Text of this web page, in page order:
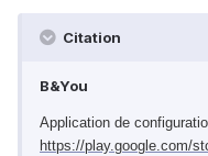
Citation
B&You
Application de
https://play.google.com/